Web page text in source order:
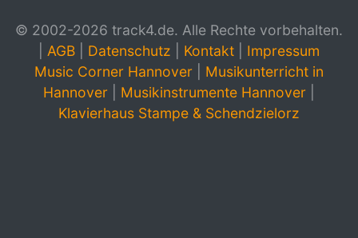
© 2002-2026 track4.de. Alle Rechte vorbehalten.
AGB Datenschutz Kontakt
Impressum
Music Corner Hannover
Musikunterricht in
Hannover
Musikinstrumente Hannover
Klavierhaus Stampe & Schendzielorz